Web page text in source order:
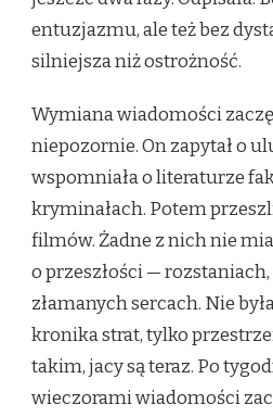
entuzjazmu, ale też bez
silniejsza niż ostrożność.
Wymiana wiadomości
niepozornie. On zapytał o
wspomniała o literaturze
kryminałach. Potem
filmów. Żadne z nich nie
o przeszłości —
złamanych sercach. Nie
kronika strat, tylko
takim, jacy są teraz. Po
wieczorami wiadomości